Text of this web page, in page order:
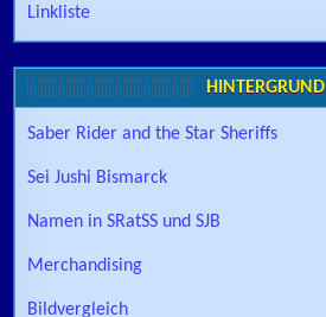
Linkliste
HINTERGRUND
Saber Rider and the Star Sheriffs
Sei Jushi Bismarck
Namen in SRatSS und SJB
Merchandising
Bildvergleich